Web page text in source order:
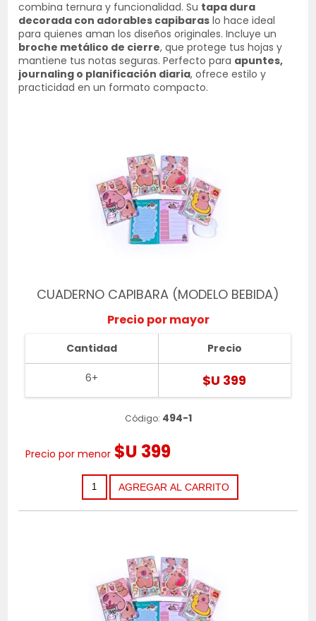
combina ternura y funcionalidad. Su tapa dura
decorada con adorables capibaras lo hace ideal
para quienes aman los diseños originales. Incluye un
broche metálico de cierre, que protege tus hojas y
mantiene tus notas seguras. Perfecto para apuntes,
journaling o planificación diaria, ofrece estilo y
practicidad en un formato compacto.
CUADERNO CAPIBARA (MODELO BEBIDA)
Precio por mayor
Cantidad
6+
Precio
$U 399
Código: 494-1
Precio por menor $U 399